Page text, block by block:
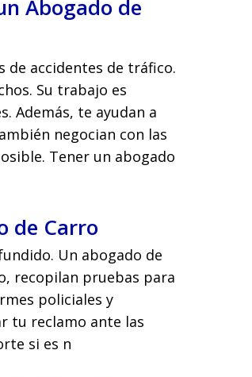
Abogado de
de accidentes de tráfico.
Su trabajo es
Además, te ayudan a
negocian con las
Tener un abogado
de Carro
Un abogado de
recopilan pruebas para
policiales y
tu reclamo ante las
si es n